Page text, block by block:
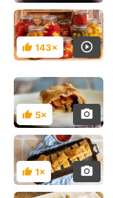
Hodnocení
143×
Hodnocení
5×
Hodnocení
1×